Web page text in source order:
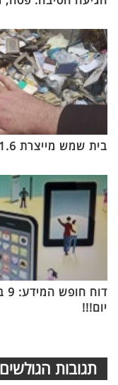
בית שמש מייצרת 1.6 ק"ג אשפה לנפש ליום!!!
יום!!!
תגובות